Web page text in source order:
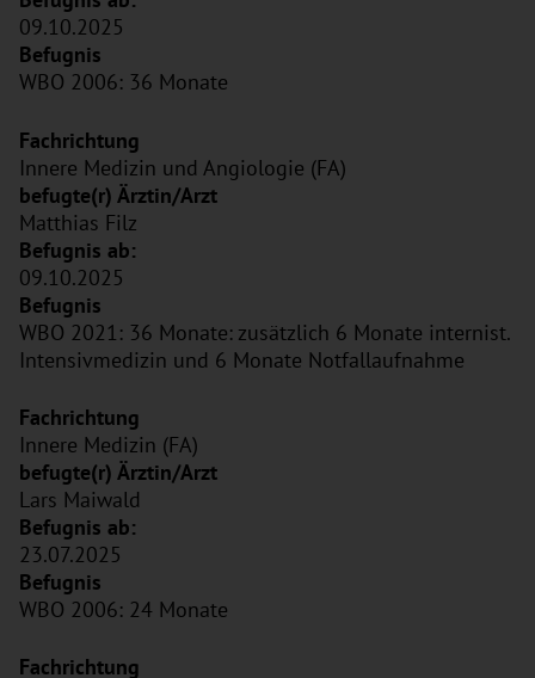
09.10.2025
WBO 2006: 36 Monate
Innere Medizin und Angiologie (FA)
Matthias Filz
09.10.2025
WBO 2021: 36 Monate: zusätzlich 6 Monate internist.
Intensivmedizin und 6 Monate Notfallaufnahme
Innere Medizin (FA)
Lars Maiwald
23.07.2025
WBO 2006: 24 Monate